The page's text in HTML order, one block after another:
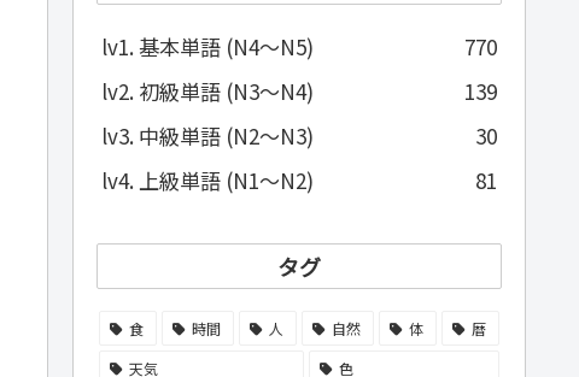
lv1. 基本単語 (N4～N5)
770
lv2. 初級単語 (N3～N4)
139
lv3. 中級単語 (N2～N3)
30
lv4. 上級単語 (N1～N2)
81
タグ
食 時間 人 自然 体
暦
天気
色